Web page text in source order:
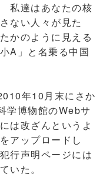
私達はあなたの核
ない人々が見た
かのように見える
A」と名乗る中国
年10月末にさか
学博物館のWebサ
は改ざんというよ
アップロードし
行声明ページには
いた。